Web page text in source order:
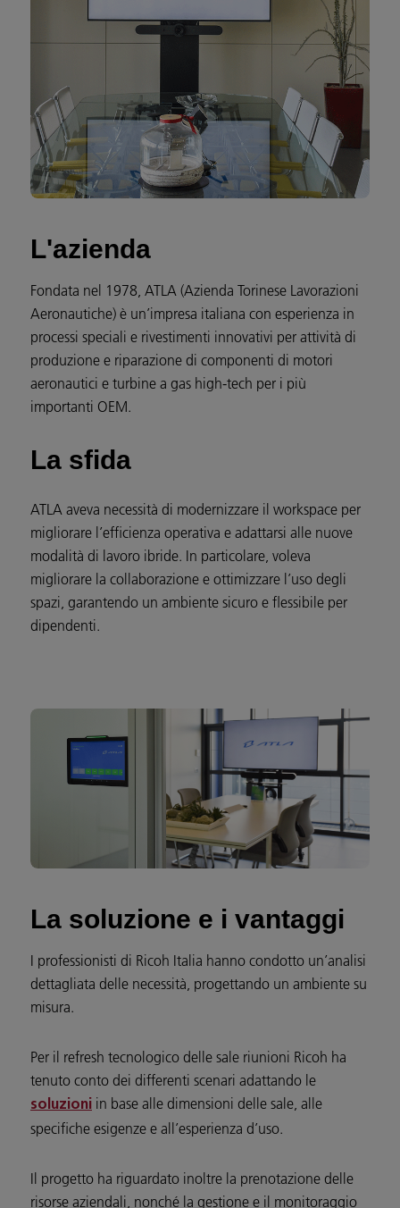
L'azienda
Fondata nel 1978, ATLA (Azienda Torinese Lavorazioni
Aeronautiche) è un’impresa italiana con esperienza in
processi speciali e rivestimenti innovativi per attività di
produzione e riparazione di componenti di motori
aeronautici e turbine a gas high-tech per i più
importanti OEM.
La sfida
ATLA aveva necessità di modernizzare il workspace per
migliorare l’efficienza operativa e adattarsi alle nuove
modalità di lavoro ibride. In particolare, voleva
migliorare la collaborazione e ottimizzare l’uso degli
spazi, garantendo un ambiente sicuro e flessibile per
dipendenti.
La soluzione e i vantaggi
I professionisti di Ricoh Italia hanno condotto un’analisi
dettagliata delle necessità, progettando un ambiente su
misura.
Per il refresh tecnologico delle sale riunioni Ricoh ha
tenuto conto dei differenti scenari adattando le
soluzioni in base alle dimensioni delle sale, alle
specifiche esigenze e all’esperienza d’uso.
Il progetto ha riguardato inoltre la prenotazione delle
risorse aziendali, nonché la gestione e il monitoraggio